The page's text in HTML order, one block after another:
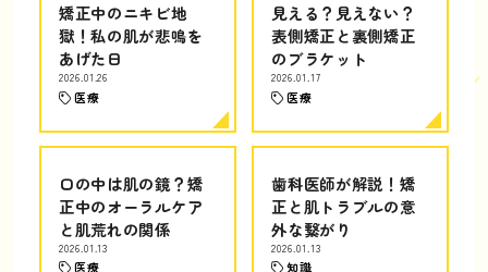
矯正中のニキビ地
獄！私の肌が悲鳴を
あげた日
2026.01.26
医療
見える？見えない？
表側矯正と裏側矯正
のブラケット
2026.01.17
医療
口の中は肌の鏡？矯
正中のオーラルケア
と肌荒れの関係
2026.01.13
医療
歯科医師が解説！矯
正と肌トラブルの意
外な繋がり
2026.01.13
知識